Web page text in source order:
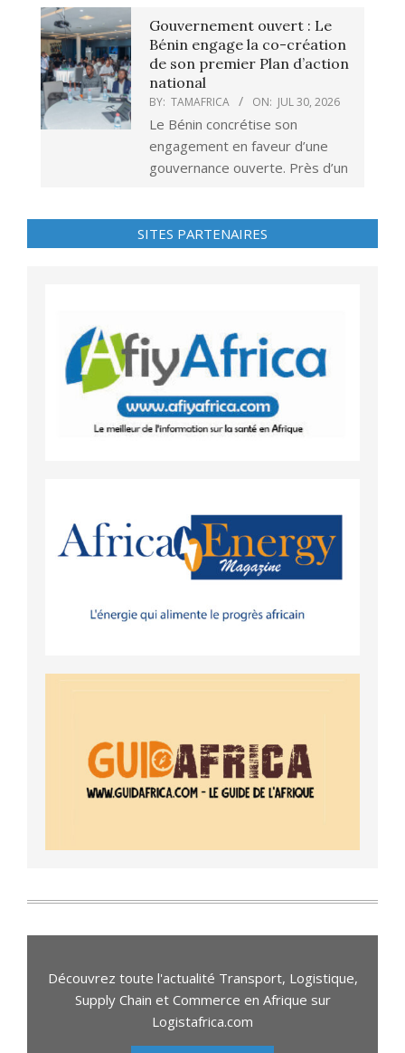
Gouvernement ouvert : Le
Bénin engage la co-création
de son premier Plan d’action
national
BY: TAMAFRICA ON: JUL 30, 2026
Le Bénin concrétise son
engagement en faveur d’une
gouvernance ouverte. Près d’un
SITES PARTENAIRES
Découvrez toute l'actualité Transport, Logistique,
Supply Chain et Commerce en Afrique sur
Logistafrica.com